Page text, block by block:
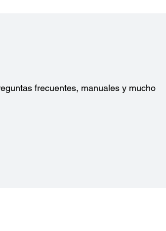
frecuentes, manuales y mucho